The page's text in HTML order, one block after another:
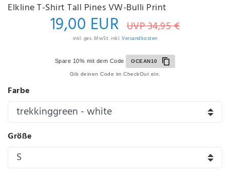
Elkline T-Shirt Tall Pines VW-Bulli Print
19,00 EUR UVP 34,95 €
inkl. ges. MwSt. inkl. Versandkosten
Spare 10% mit dem Code OCEAN10
Gib deinen Code im CheckOut ein.
Farbe
Größe